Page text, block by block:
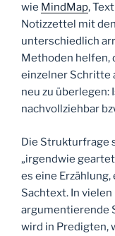
wie MindMap,
Notizzettel mit
unterschiedlich
Methoden helfen,
einzelner Schritte
neu zu
nachvollziehbar
Die Strukturfrage
„irgendwie
es eine
Sachtext. In
argumentierende
wird in Predigten,